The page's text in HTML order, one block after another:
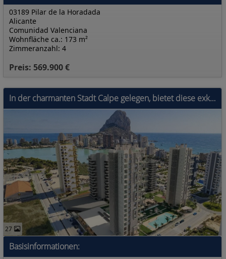
03189 Pilar de la Horadada
Alicante
Comunidad Valenciana
Preis: 569.900 €
Wohnfläche ca.: 173 m²
Zimmeranzahl: 4
In der charmanten Stadt Calpe gelegen, bietet diese exklusive Wohnanlage eine Auswahl von 32 Wohnungen, darunter Apartments und Penthäuser. Entworfen
27
Basisinformationen: